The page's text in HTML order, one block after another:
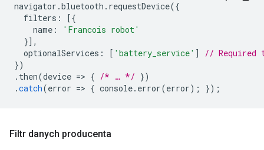
navigator .bluetooth . requestDevice({
filters :
[{
name :
'Francois robot'
}],
optionalServices : [ 'battery_service' ]
// Required
})
. then(device => { /* … */ })
.catch(error => { console. error(error); });
Filtr danych producenta